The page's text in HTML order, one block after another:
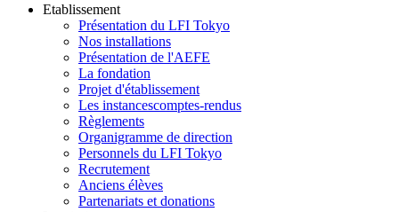
Etablissement
Présentation du LFI Tokyo
Nos installations
Présentation de l'AEFE
La fondation
Projet d'établissement
Les instancescomptes-rendus
Règlements
Organigramme de direction
Personnels du LFI Tokyo
Recrutement
Anciens élèves
Partenariats et donations